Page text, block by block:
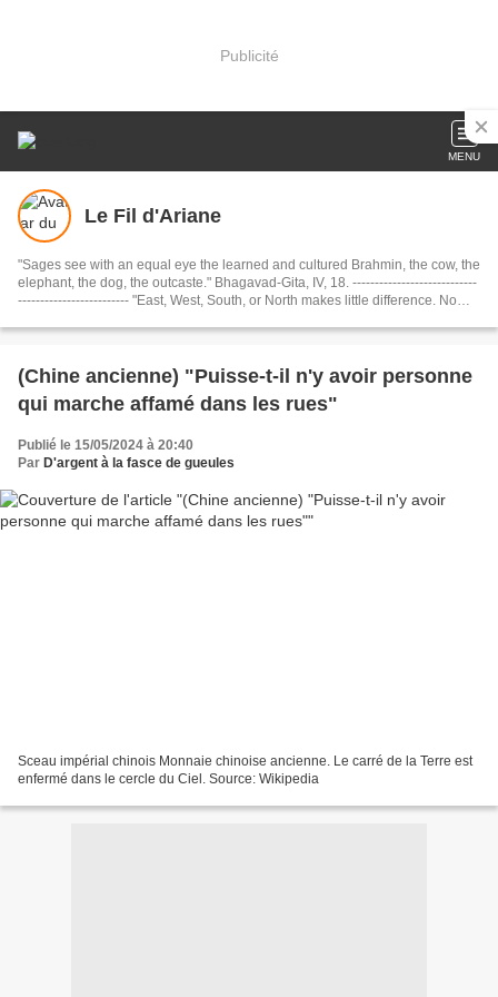
Publicité
MENU
Le Fil d'Ariane
"Sages see with an equal eye the learned and cultured Brahmin, the cow, the
elephant, the dog, the outcaste." Bhagavad-Gita, IV, 18. ----------------------------
------------------------- "East, West, South, or North makes little difference. No
within. If you travel within, you’ll travel the whole wide world and beyond." .
Rakshitah ( धर्मो रक्षति रक्षितः): "The Dharma protects those who protect it."
(Mahabharata)
(Chine ancienne) "Puisse-t-il n'y avoir personne
qui marche affamé dans les rues"
Publié le 15/05/2024 à 20:40
Par D'argent à la fasce de gueules
Sceau impérial chinois Monnaie chinoise ancienne. Le carré de la Terre est
enfermé dans le cercle du Ciel. Source: Wikipedia